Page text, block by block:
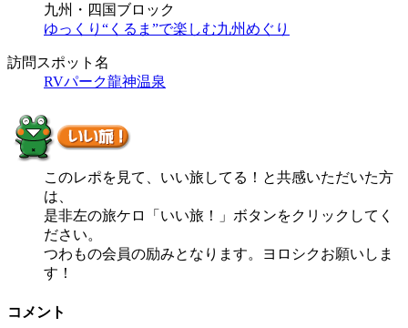
九州・四国ブロック
ゆっくり“くるま”で楽しむ九州めぐり
訪問スポット名
RVパーク龍神温泉
このレポを見て、いい旅してる！と共感いただいた方
は、
是非左の旅ケロ「いい旅！」ボタンをクリックしてく
ださい。
つわもの会員の励みとなります。ヨロシクお願いしま
す！
コメント